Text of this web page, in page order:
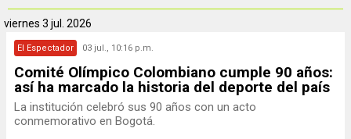
viernes 3 jul. 2026
El Espectador 03 jul., 10:16 p.m.
Comité Olímpico Colombiano cumple 90 años:
así ha marcado la historia del deporte del país
La institución celebró sus 90 años con un acto
conmemorativo en Bogotá.